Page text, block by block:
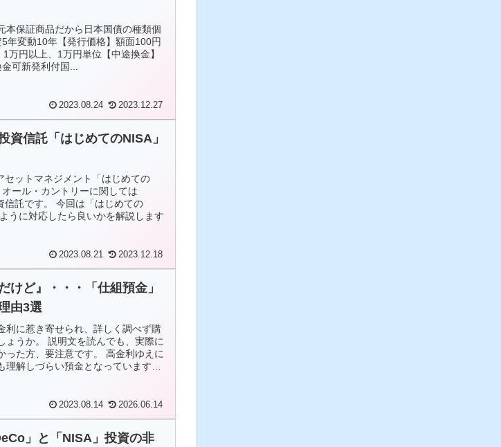
本保証商品だから日本国債の種類個
年変動10年【発行価格】額面100円
円以上、1万円単位【中途換金】
可新発利付国...
2023.08.24 2023.12.27
資信託「はじめてのNISA」
ットマネジメント「はじめての
ール・カントリーに関しては
信託です。 今回は「はじめての
うに対応したら良いかを解説します
2023.08.21 2023.12.18
けど』・・・「仕組預金」
由3選
利に惹き寄せられ、詳しく調べず購
ょうか。 説明文を読んでも、実際に
った方、要注意です。 高金利ゆえに
解しづらい預金となっています。
2023.08.14 2026.06.14
」と「NISA」投資の非